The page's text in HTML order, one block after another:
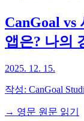
CanGoal vs
앱은? 나의
2025. 12. 15.
작성: CanGoal
→ 영문 원문 읽기